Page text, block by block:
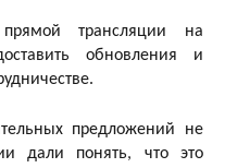
трансляции на
обновления и
предложений не
дали понять, что это